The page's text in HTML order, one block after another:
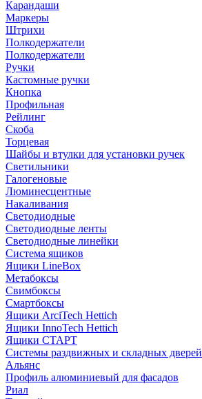
Карандаши
Маркеры
Штрихи
Полкодержатели
Полкодержатели
Ручки
Кастомные ручки
Кнопка
Профильная
Рейлинг
Скоба
Торцевая
Шайбы и втулки для установки ручек
Светильники
Галогеновые
Люминесцентные
Накаливания
Светодиодные
Светодиодные ленты
Светодиодные линейки
Система ящиков
Ящики LineBox
Метабоксы
Свимбоксы
Смартбоксы
Ящики ArciTech Hettich
Ящики InnoTech Hettich
Ящики СТАРТ
Системы раздвижных и складных дверей
Альянс
Профиль алюминиевый для фасадов
Риал